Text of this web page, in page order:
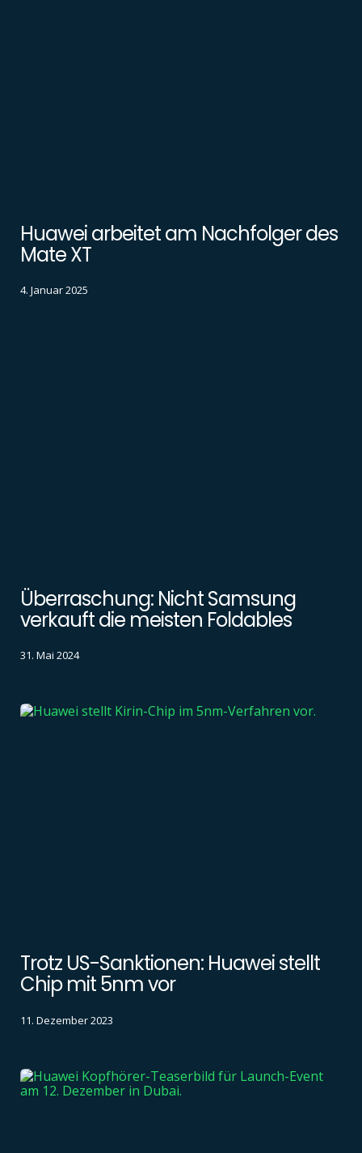
Huawei arbeitet am Nachfolger des
Mate XT
4. Januar 2025
Überraschung: Nicht Samsung
verkauft die meisten Foldables
31. Mai 2024
Trotz US-Sanktionen: Huawei stellt
Chip mit 5nm vor
11. Dezember 2023